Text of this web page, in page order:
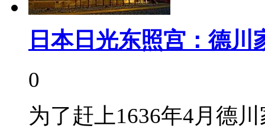
日本日光东照宫：德川
0
为了赶上1636年4月德